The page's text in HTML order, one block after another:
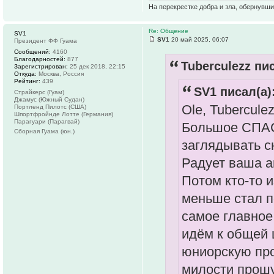
На перекрестке добра и зла,
Re: Общение
SV1 20 май 2025, 06:07
Tuberculezz
SV1
Ole,
Большое
заглядывать
Радует ваша
Потом кто-то
меньше стал
самое
идём к общей
юниорскую
милости
SV1
Президент ФФ Гуама
Сообщений: 4160
Благодарностей: 877
Зарегистрирован: 25 дек 2018, 22:15
Откуда: Москва, Россия
Рейтинг: 439
Страйкерс (Гуам)
Джамус (Южный Судан)
Портленд Пилотс (США)
Шпортфройнде Лотте (Германия)
Парагуари (Парагвай)
Сборная Гуама (юн.)